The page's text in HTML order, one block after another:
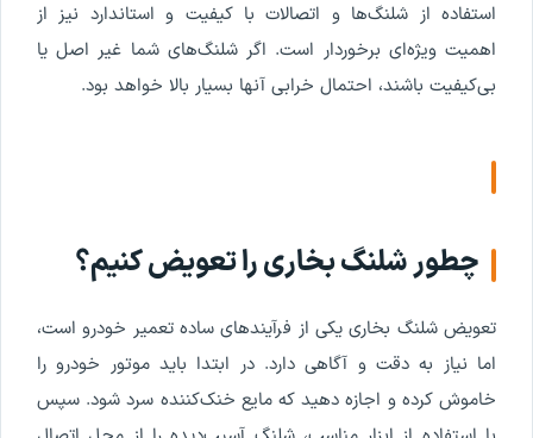
استفاده از شلنگ‌ها و اتصالات با کیفیت و استاندارد نیز از
اهمیت ویژه‌ای برخوردار است. اگر شلنگ‌های شما غیر اصل یا
بی‌کیفیت باشند، احتمال خرابی آنها بسیار بالا خواهد بود.
چطور شلنگ بخاری را تعویض کنیم؟
تعویض شلنگ بخاری یکی از فرآیندهای ساده تعمیر خودرو است،
اما نیاز به دقت و آگاهی دارد. در ابتدا باید موتور خودرو را
خاموش کرده و اجازه دهید که مایع خنک‌کننده سرد شود. سپس